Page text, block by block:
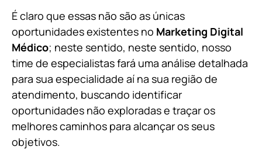
É claro que essas não são as únicas
oportunidades existentes no Marketing Digital
Médico; neste sentido, neste sentido, nosso
time de especialistas fará uma análise detalhada
para sua especialidade aí na sua região de
atendimento, buscando identificar
oportunidades não exploradas e traçar os
melhores caminhos para alcançar os seus
objetivos.